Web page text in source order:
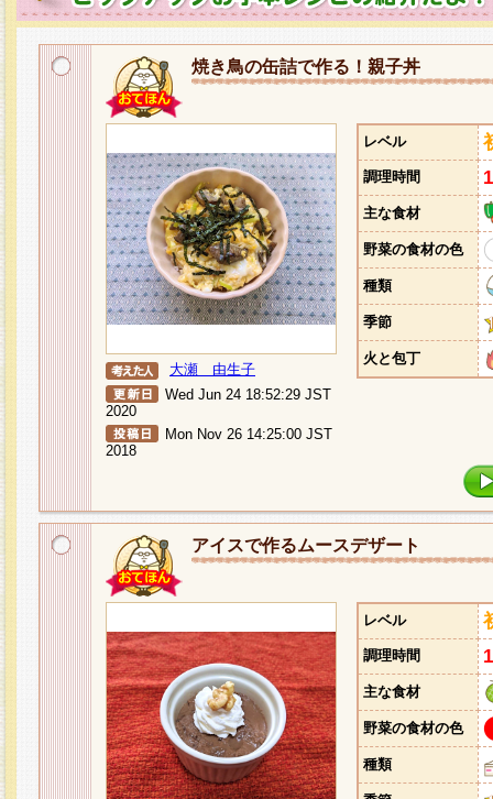
焼き鳥の缶詰で作る！親子丼
大瀬 由生子
Wed Jun 24 18:52:29 JST
2020
Mon Nov 26 14:25:00 JST
2018
レベル
調理時間
主な食材
野菜の食材の色
種類
季節
火と包丁
アイスで作るムースデザート
レベル
調理時間
主な食材
野菜の食材の色
種類